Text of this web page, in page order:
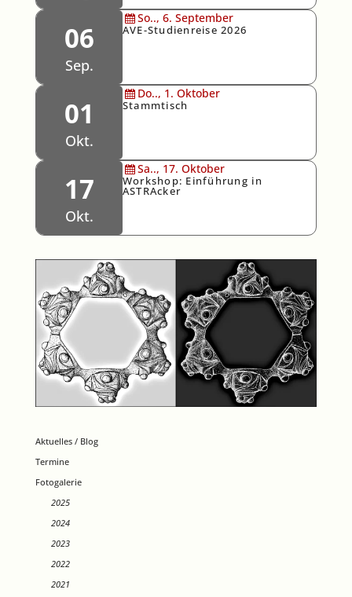
06
Sep.
So.., 6. September
AVE-Studienreise 2026
01
Okt.
Do.., 1. Oktober
Stammtisch
17
Okt.
Sa.., 17. Oktober
Workshop: Einführung in
ASTRAcker
Aktuelles / Blog
Termine
Fotogalerie
2025
2024
2023
2022
2021